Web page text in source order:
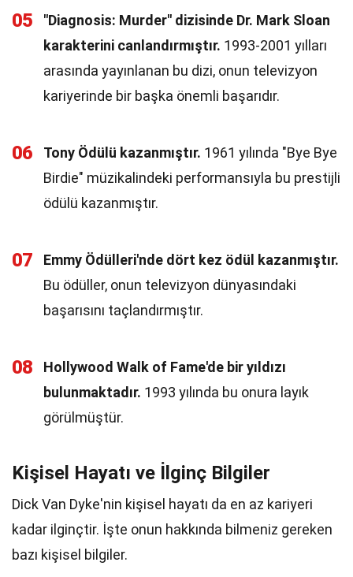
05
"Diagnosis: Murder" dizisinde Dr. Mark Sloan
karakterini canlandırmıştır. 1993-2001 yılları
arasında yayınlanan bu dizi, onun televizyon
kariyerinde bir başka önemli başarıdır.
06 Tony Ödülü kazanmıştır. 1961 yılında "Bye Bye
Birdie" müzikalindeki performansıyla bu prestijli
ödülü kazanmıştır.
07
Emmy Ödülleri'nde dört kez ödül kazanmıştır.
Bu ödüller, onun televizyon dünyasındaki
başarısını taçlandırmıştır.
08
Hollywood Walk of Fame'de bir yıldızı
bulunmaktadır. 1993 yılında bu onura layık
görülmüştür.
Kişisel Hayatı ve İlginç Bilgiler
Dick Van Dyke'nin kişisel hayatı da en az kariyeri
kadar ilginçtir. İşte onun hakkında bilmeniz gereken
bazı kişisel bilgiler.